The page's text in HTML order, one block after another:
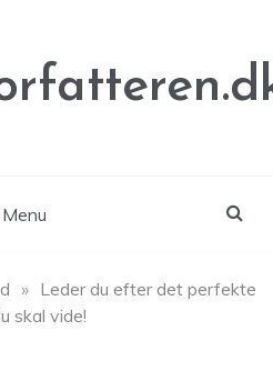
Menu
» Leder du efter det perfekte
skal vide!